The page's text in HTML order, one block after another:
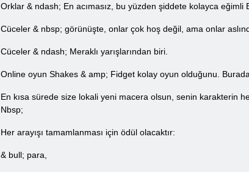
Orklar & ndash; En acımasız, bu yüzden şiddete kolayca eğimli
Cüceler & nbsp; görünüşte, onlar çok hoş değil, ama onlar
Cüceler & ndash; Meraklı yarışlarından biri.
Online oyun Shakes & amp; Fidget kolay oyun olduğunu.
En kısa sürede size lokali yeni macera olsun, senin karakterin
Nbsp;
Her arayışı tamamlanması için ödül olacaktır:
& bull; para,